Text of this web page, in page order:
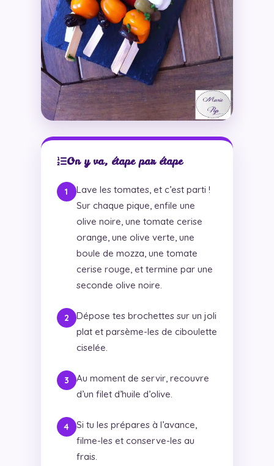
On y va, étape par étape
Lave les tomates, et c’est parti !
Sur chaque pique, enfile une
olive noire, une tomate cerise
orange, une olive verte, une
boule de mozza, une tomate
cerise rouge, et termine par une
seconde olive noire.
Dépose tes brochettes sur un joli
plat et parsème-les de ciboulette
ciselée.
Au moment de servir, recouvre
d’un filet d’huile d’olive.
Si tu les prépares à l’avance,
filme-les et conserve-les au
frais.